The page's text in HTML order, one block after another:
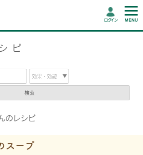
ログイン
ピ
検索
のレシピ
スープ